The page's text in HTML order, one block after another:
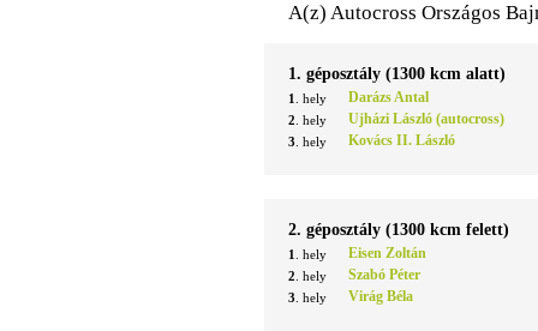
A(z) Autocross Országos
1. géposztály (1300 kcm alatt)
1 . hely Darázs Antal
2 . hely Ujházi László (autocross)
3 . hely Kovács II. László
2. géposztály (1300 kcm felett)
1 . hely Eisen Zoltán
2 . hely Szabó Péter
3 . hely Virág Béla